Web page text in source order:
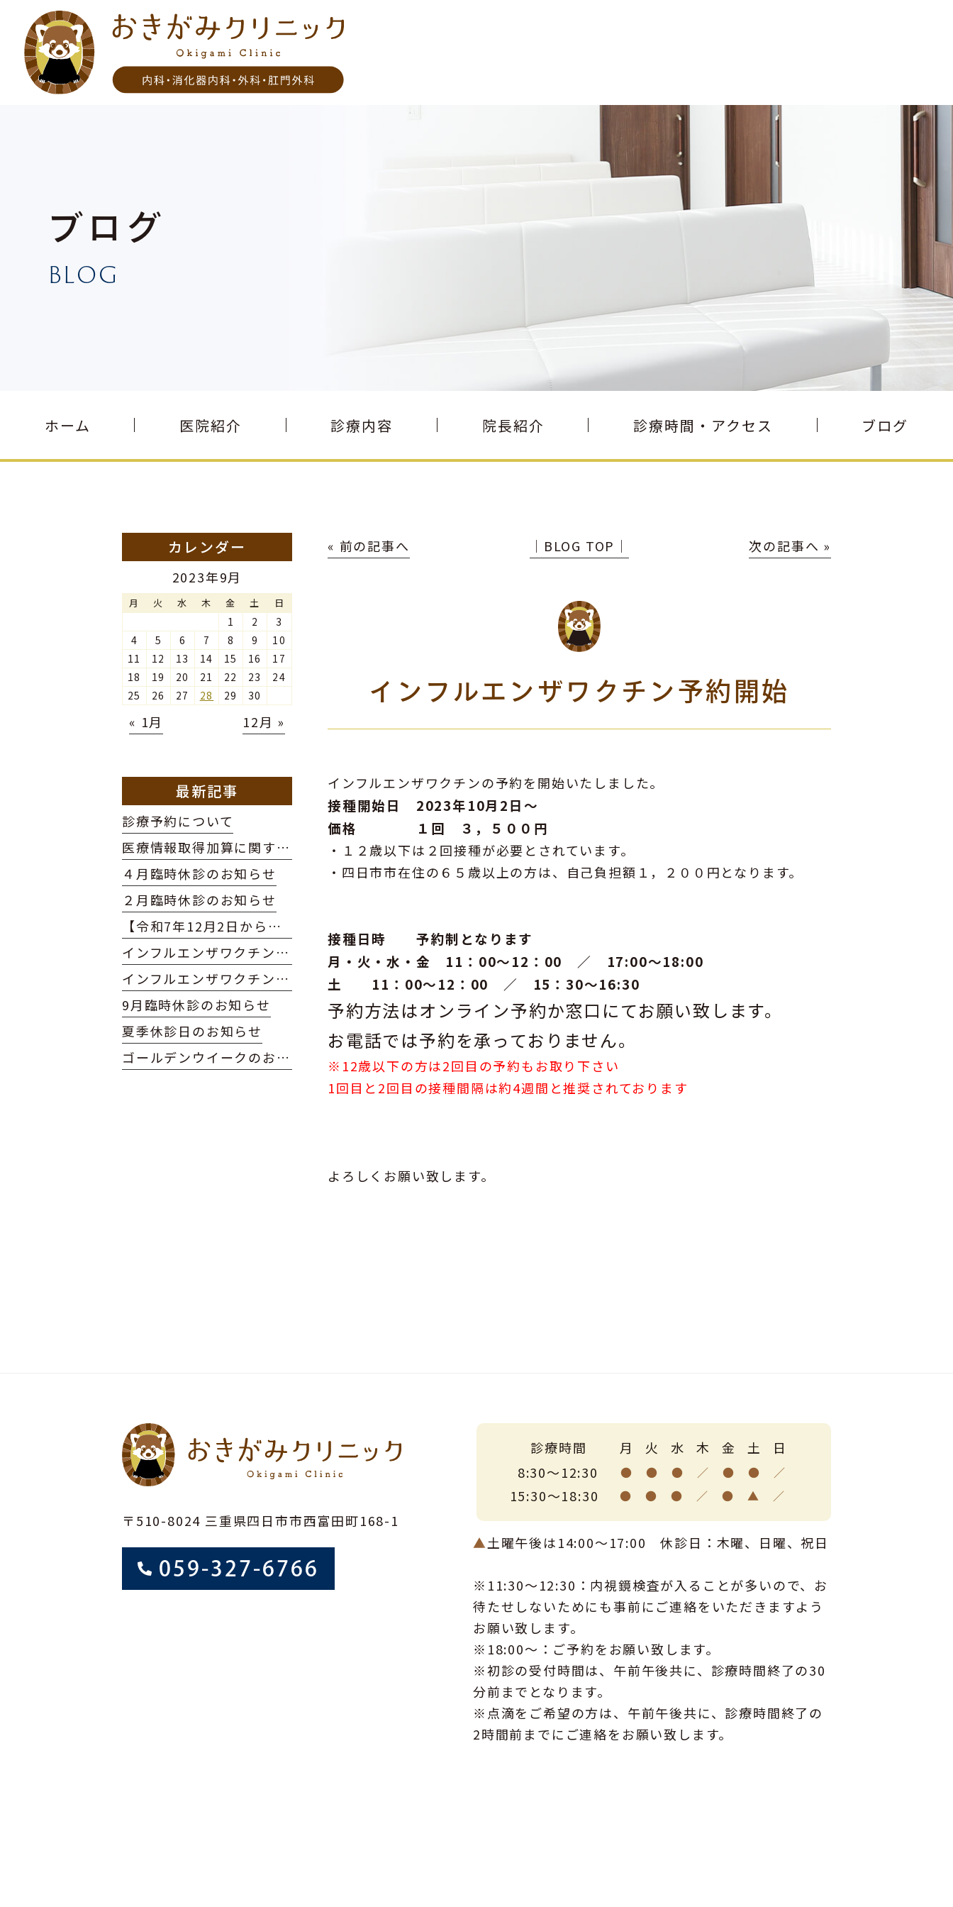
ブログ
BLOG
ホーム 医院紹介 診療内容 院長紹介 診療時間・アクセス ブログ
« 前の記事へ │BLOG TOP│ 次の記事へ »
インフルエンザワクチン予約開始
インフルエンザワクチンの予約を開始いたしました。
接種開始日 2023年10月2日〜
価格 １回 ３，５００円
・１２歳以下は２回接種が必要とされています。
・四日市市在住の６５歳以上の方は、自己負担額１，２００円となります。
接種日時 予約制となります
月・火・水・金 11：00〜12：00 ／ 17:00〜18:00
土 11：00〜12：00 ／ 15：30〜16:30
予約方法はオンライン予約か窓口にてお願い致します。
お電話では予約を承っておりません。
※12歳以下の方は2回目の予約もお取り下さい
1回目と2回目の接種間隔は約4週間と推奨されております
よろしくお願い致します。
カレンダー
2023年9月
月 火 水 木 金 土 日
1 2
3
4
5 6 7 8 9
10
11
12 13 14 15 16
17
18
19 20 21 22 23
24
25
26 27 28 29 30
« 1月 12月 »
最新記事
診療予約について
医療情報取得加算に関する掲示
４月臨時休診のお知らせ
２月臨時休診のお知らせ
【令和7年12月2日からの保険証利用】についてのお知らせ
インフルエンザワクチン予約延長
インフルエンザワクチン予約開始
9月臨時休診のお知らせ
夏季休診日のお知らせ
ゴールデンウイークのお知らせ
〒510-8024 三重県四日市市西富田町168-1
059-327-6766
診療時間 月 火 水 木 金 土
日
8:30～12:30
● ● ● ／ ● ● ／
15:30～18:30 ● ● ● ／ ● ▲ ／
▲土曜午後は14:00～17:00 休診日：木曜、日曜、祝日
※11:30〜12:30：内視鏡検査が入ることが多いので、お
待たせしないためにも事前にご連絡をいただきますよう
お願い致します。
※18:00〜：ご予約をお願い致します。
※初診の受付時間は、午前午後共に、診療時間終了の30
分前までとなります。
※点滴をご希望の方は、午前午後共に、診療時間終了の
2時間前までにご連絡をお願い致します。